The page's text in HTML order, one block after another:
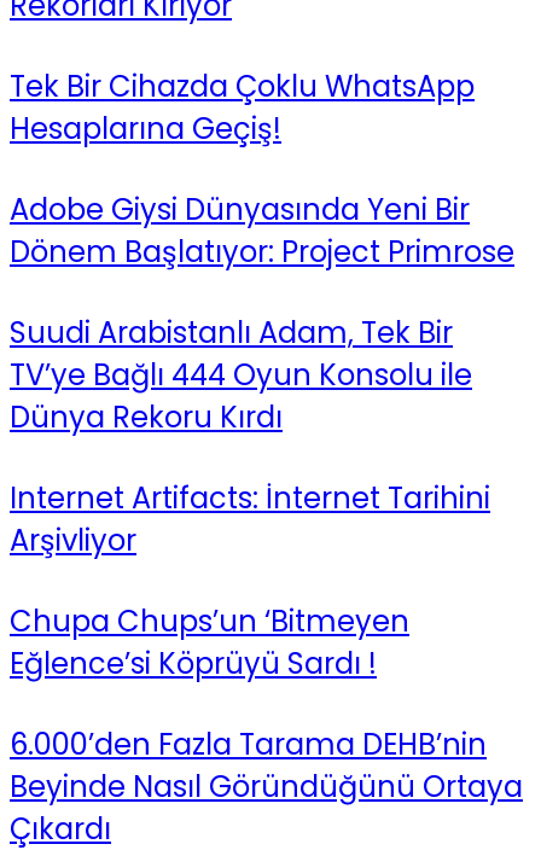
Tek Bir Cihazda Çoklu WhatsApp
Hesaplarına Geçiş!
Adobe Giysi Dünyasında Yeni Bir
Dönem Başlatıyor: Project Primrose
Suudi Arabistanlı Adam, Tek Bir
TV’ye Bağlı 444 Oyun Konsolu ile
Dünya Rekoru Kırdı
Internet Artifacts: İnternet Tarihini
Arşivliyor
Chupa Chups’un ‘Bitmeyen
Eğlence’si Köprüyü Sardı !
6.000’den Fazla Tarama DEHB’nin
Beyinde Nasıl Göründüğünü Ortaya
Çıkardı